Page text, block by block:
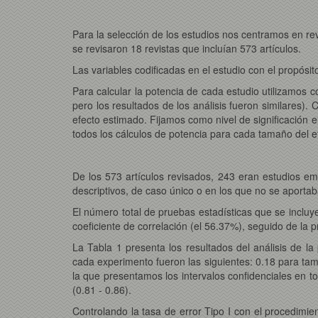
Para la selección de los estudios nos centramos en
se revisaron 18 revistas que incluían 573 artículos.
Las variables codificadas en el estudio con el
Para calcular la potencia de cada estudio utilizamos
pero los resultados de los análisis fueron similares).
efecto estimado. Fijamos como nivel de significación
todos los cálculos de potencia para cada tamaño del
De los 573 artículos revisados, 243 eran estudios
descriptivos, de caso único o en los que no se
El número total de pruebas estadísticas que se
coeficiente de correlación (el 56.37%), seguido de la
La Tabla 1 presenta los resultados del análisis de
cada experimento fueron las siguientes: 0.18 para
la que presentamos los intervalos confidenciales en
(0.81 - 0.86).
Controlando la tasa de error Tipo I con el